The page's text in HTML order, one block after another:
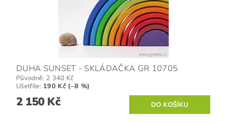
DUHA SUNSET - SKLÁDAČKA GR 10705
Původně: 2 340 Kč
Ušetříte: 190 Kč (–8 %)
2 150 Kč